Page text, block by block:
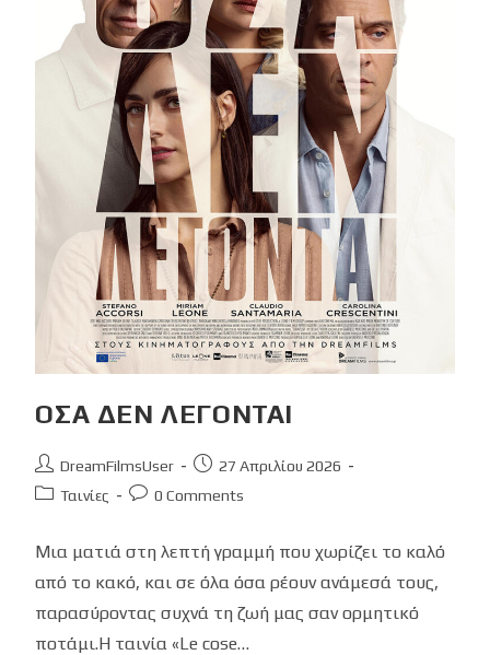
ΟΣΑ ΔΕΝ ΛΕΓΟΝΤΑΙ
Post
author:
DreamFilmsUser
Post27 Απριλίου 2026
PostΤαινίες
Post0 Comments
Μια ματιά στη λεπτή γραμμή που χωρίζει το καλό
από το κακό, και σε όλα όσα ρέουν ανάμεσά τους,
παρασύροντας συχνά τη ζωή μας σαν ορμητικό
ποτάμι.Η ταινία «Le cose…